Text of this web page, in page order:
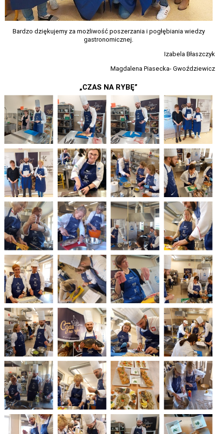
PLANU LEKCJI OD 16.03.2026
DZIENNIK ELEKTRONICZNY
ZDJĘCIA GRUPOWE 2022 - 2023
LINK DO WYPOŻYCZEŃ ON-LINE - BIBLIOTEKA
HARMONOGRAM MATURY 2025
EGZAMIN POTWIERDZAJĄCY KWALIFIKACJE W ZAWODZIE CZERWIEC
2026
"WIĘCEJ PRAKTYKI" - 2019 - 2021
"SZKOLIMY ZAWODOWO W POWIECIE OLESKIM” - 2018-2020
LINKI DO PRZETARGÓW 2020 - 2022
„KSZTAŁCIMY KOMPLEKSOWO I NOWOCZEŚNIE”- 2020 - 2022
DZIENNIK ELEKTRONICZNY
INSTRUKCJA LOGOWANIA DO DZIENNIKA
KONCEPCJA PRACY ZESPOŁU SZKÓŁ W GORZOWIE ŚLĄSKIM
WYCIECZKA SZKOLNA
ORGANIZACJA MATURY W "NOWEJ FORMULE"
NABÓR LUTY 2026 DLA DOROSŁYCH - ULOTKA
KARTA ZGŁOSZENIA ZAOCZNE - WORD I PDF
REGULAMINY REKRUTACJI SZKOŁY ZAOCZNE - 2026-2027
PLANY ZAJĘĆ - SZKOŁY ZAOCZNE - TERMINARZ ZJAZDÓW 2025/2026
PLATFORMA E-LEARNING
Bardzo dziękujemy za możliwość poszerzania i pogłębiania wiedzy
gastronomicznej.
Izabela Błaszczyk
Magdalena Piasecka- Gwoździewicz
„CZAS NA RYBĘ”